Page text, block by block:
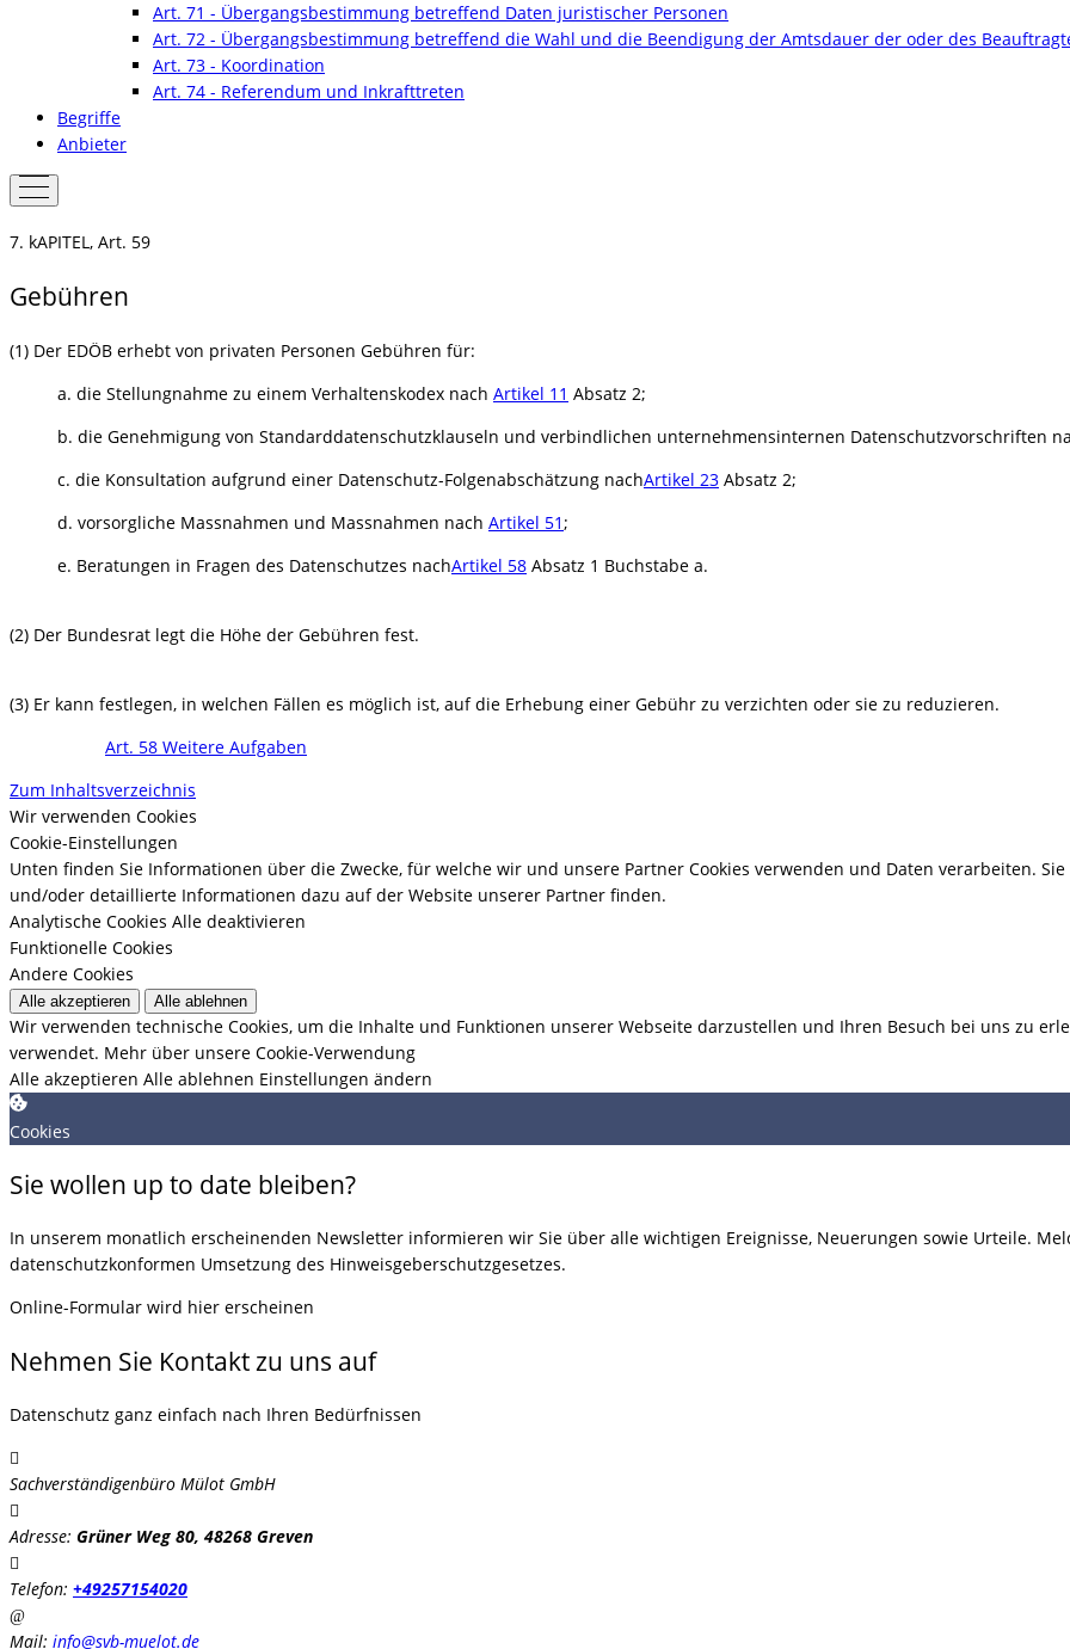
Art. 71 - Übergangsbestimmung betreffend Daten juristischer Personen
Art. 72 - Übergangsbestimmung betreffend die Wahl und die Beendigung der Amtsdauer der oder des
Art. 73 - Koordination
Art. 74 - Referendum und Inkrafttreten
Begriffe
Anbieter
7. kAPITEL, Art. 59
Gebühren
(1) Der EDÖB erhebt von privaten Personen Gebühren für:
a. die Stellungnahme zu einem Verhaltenskodex nach Artikel 11 Absatz 2;
b. die Genehmigung von Standarddatenschutzklauseln und verbindlichen unternehmensinternen Datenschutzvorschriften
c. die Konsultation aufgrund einer Datenschutz-Folgenabschätzung nachArtikel 23 Absatz 2;
d. vorsorgliche Massnahmen und Massnahmen nach Artikel 51 ;
e. Beratungen in Fragen des Datenschutzes nachArtikel 58 Absatz 1 Buchstabe a.
(2) Der Bundesrat legt die Höhe der Gebühren fest.
(3) Er kann festlegen, in welchen Fällen es möglich ist, auf die Erhebung einer Gebühr zu verzichten oder sie zu reduzieren.
Art. 58 Weitere Aufgaben
Zum Inhaltsverzeichnis
Wir verwenden Cookies
Cookie-Einstellungen
Unten finden Sie Informationen über die Zwecke, für welche wir und unsere Partner Cookies verwenden und Daten verarbeiten.
und/oder detaillierte Informationen dazu auf der Website unserer Partner finden.
Analytische Cookies Alle deaktivieren
Funktionelle Cookies
Andere Cookies
Alle akzeptieren Alle ablehnen
Wir verwenden technische Cookies, um die Inhalte und Funktionen unserer Webseite darzustellen und Ihren Besuch bei uns zu
verwendet. Mehr über unsere Cookie-Verwendung
Alle akzeptieren Alle ablehnen Einstellungen ändern
Cookies
Sie wollen up to date bleiben?
In unserem monatlich erscheinenden Newsletter informieren wir Sie über alle wichtigen Ereignisse, Neuerungen sowie Urteile.
datenschutzkonformen Umsetzung des Hinweisgeberschutzgesetzes.
Online-Formular wird hier erscheinen
Nehmen Sie Kontakt zu uns auf
Datenschutz ganz einfach nach Ihren Bedürfnissen
Sachverständigenbüro Mülot GmbH
Adresse: Grüner Weg 80, 48268 Greven
Telefon: +49257154020
Mail: info@svb-muelot.de